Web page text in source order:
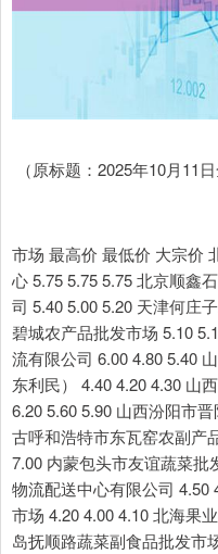
（原标题：2025年10月11
市场 最高价 最低价 大宗价
心 5.75 5.75 5.75 北京顺鑫
司 5.40 5.00 5.20 天津何庄
碧城农产品批发市场 5.10
流有限公司 6.00 4.80 5.40
东利民） 4.40 4.20 4.30 山
6.20 5.60 5.90 山西汾阳市
古呼和浩特市东瓦窑农副产
7.00 内蒙包头市友谊蔬菜批
物流配送中心有限公司 4.50
市场 4.20 4.00 4.10 北海果
岛抚顺路蔬菜副食品批发市